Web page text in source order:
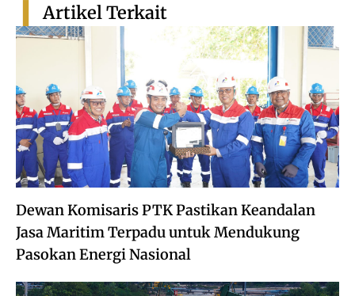
Dewan Komisaris PTK Pastikan Keandalan
Jasa Maritim Terpadu untuk Mendukung
Pasokan Energi Nasional
Artikel Terkait